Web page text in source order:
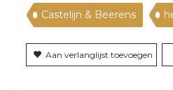
Castelijn & Beerens
Aan verlanglijst toevoegen